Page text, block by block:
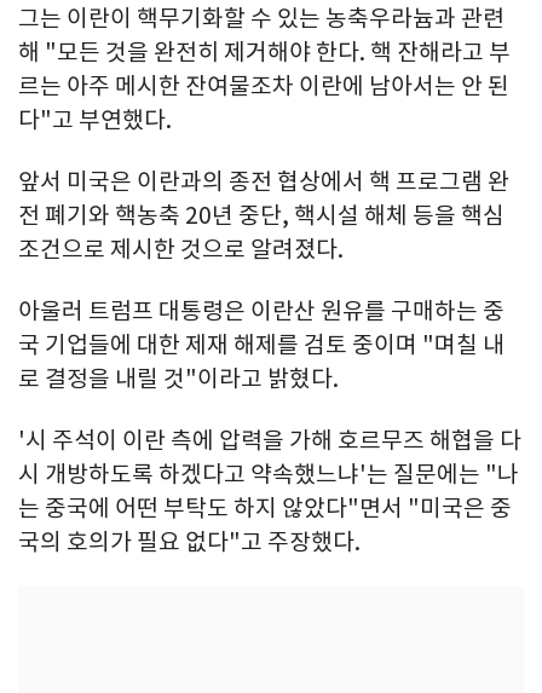
그는 이란이 핵무기화할 수 있는 농축우라늄과 관련
해 "모든 것을 완전히 제거해야 한다. 핵 잔해라고 부
르는 아주 메시한 잔여물조차 이란에 남아서는 안 된
다"고 부연했다.
앞서 미국은 이란과의 종전 협상에서 핵 프로그램 완
전 폐기와 핵농축 20년 중단, 핵시설 해체 등을 핵심
조건으로 제시한 것으로 알려졌다.
아울러 트럼프 대통령은 이란산 원유를 구매하는 중
국 기업들에 대한 제재 해제를 검토 중이며 "며칠 내
로 결정을 내릴 것"이라고 밝혔다.
'시 주석이 이란 측에 압력을 가해 호르무즈 해협을 다
시 개방하도록 하겠다고 약속했느냐'는 질문에는 "나
는 중국에 어떤 부탁도 하지 않았다"면서 "미국은 중
국의 호의가 필요 없다"고 주장했다.